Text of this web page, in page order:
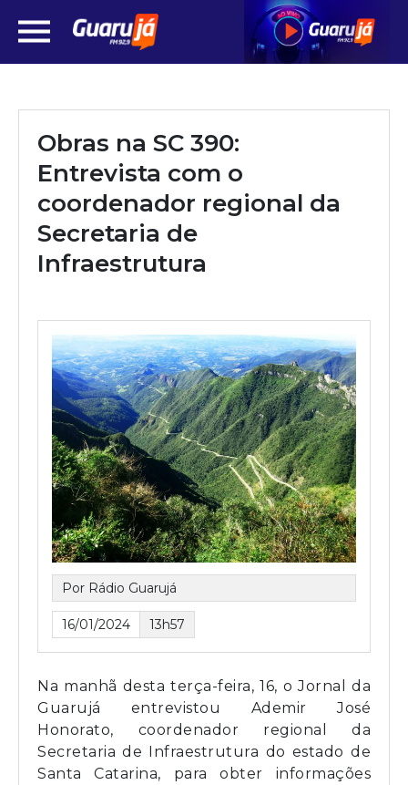
Obras na SC 390:
Entrevista com o
coordenador regional da
Secretaria de
Infraestrutura
Por Rádio Guarujá
16/01/2024 13h57
Na manhã desta terça-feira, 16, o Jornal da
Guarujá entrevistou Ademir José
Honorato, coordenador regional da
Secretaria de Infraestrutura do estado de
Santa Catarina, para obter informações